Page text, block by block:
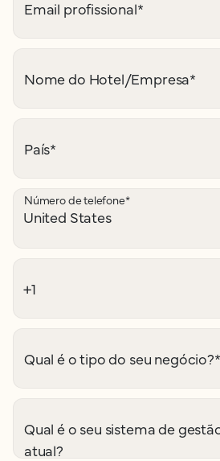
Email profissional*
Nome do Hotel/Empresa*
País*
Número de telefone*
Qual é o tipo do seu negócio?*
Qual é o seu sistema de
atual?